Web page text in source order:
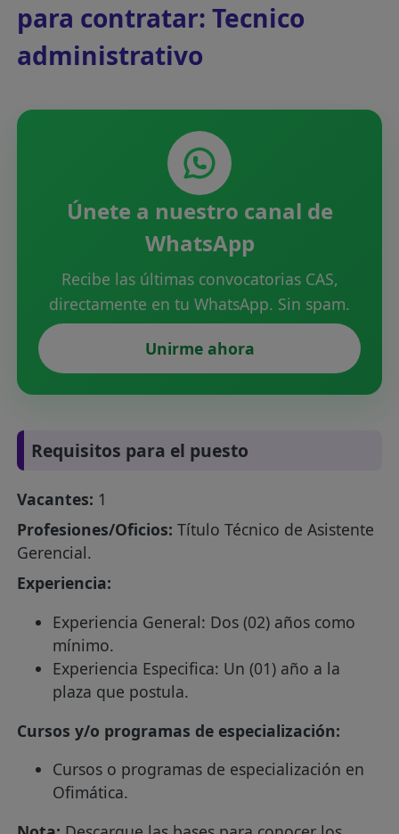
para contratar: Tecnico
administrativo
Únete a nuestro canal de
WhatsApp
Recibe las últimas convocatorias CAS,
directamente en tu WhatsApp. Sin spam.
Unirme ahora
Requisitos para el puesto
Vacantes: 1
Profesiones/Oficios: Título Técnico de Asistente
Gerencial.
Experiencia:
Experiencia General: Dos (02) años como
mínimo.
Experiencia Especifica: Un (01) año a la
plaza que postula.
Cursos y/o programas de especialización:
Cursos o programas de especialización en
Ofimática.